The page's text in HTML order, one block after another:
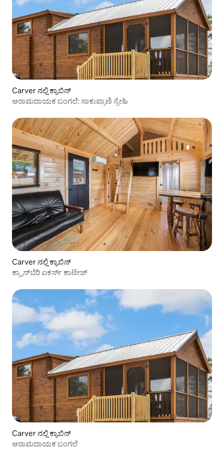
Carver ನಲ್ಲಿ ಕ್ಯಾಬಿನ್
ಆರಾಮದಾಯಕ ಬಂಗಲೆ: ಸಾಕುಪ್ರಾಣಿ ಸ್ನೇಹಿ
Carver ನಲ್ಲಿ ಕ್ಯಾಬಿನ್
ಕ್ರ್ಯಾನ್‌ಬೆರಿ ಏಕರ್ಸ್ ಕಾಟೇಜ್
Carver ನಲ್ಲಿ ಕ್ಯಾಬಿನ್
ಆರಾಮದಾಯಕ ಬಂಗಲೆ